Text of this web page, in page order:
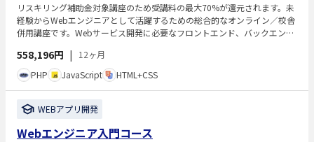
リスキリング補助金対象講座のため受講料の最大70%が還元されます。未
経験からWebエンジニアとして活躍するための総合的なオンライン／校舎
併用講座です。Webサービス開発に必要なフロントエンド、バックエン
べます。現役エンジニア講師による直接指導やチャット質問、専任カウン
セラーによる学習サポートがあり、学習からキャリア形成まで包括的に支
援します。
558,196円 |
12ヶ月
PHP
JavaScript HTML+CSS
WEBアプリ開発
Webエンジニア入門コース